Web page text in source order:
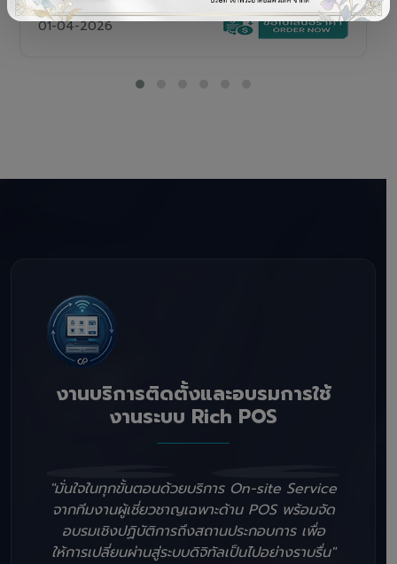
01-04-2026
งานบริการติดตั้งและอบรมการใช้
งานระบบ Rich POS
"มั่นใจในทุกขั้นตอนด้วยบริการ On-site Service
จากทีมงานผู้เชี่ยวชาญเฉพาะด้าน POS พร้อมจัด
อบรมเชิงปฏิบัติการถึงสถานประกอบการ เพื่อ
ให้การเปลี่ยนผ่านสู่ระบบดิจิทัลเป็นไปอย่างราบรื่น"